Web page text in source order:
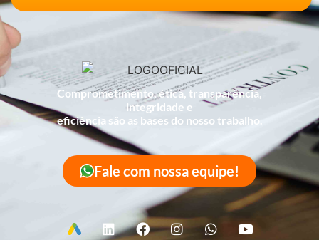
Comprometimento, ética, transparência,
integridade e
eficiência são as bases do nosso trabalho.
Fale com nossa equipe!